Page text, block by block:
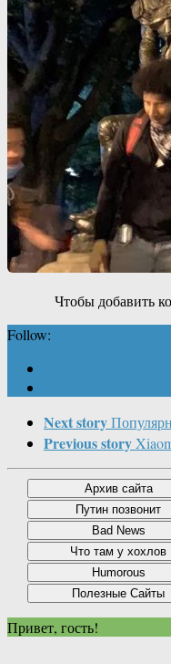
Чтобы добавить
Follow:
Next story
Previous story
Привет, гость!